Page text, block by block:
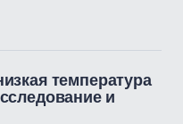
температура
и